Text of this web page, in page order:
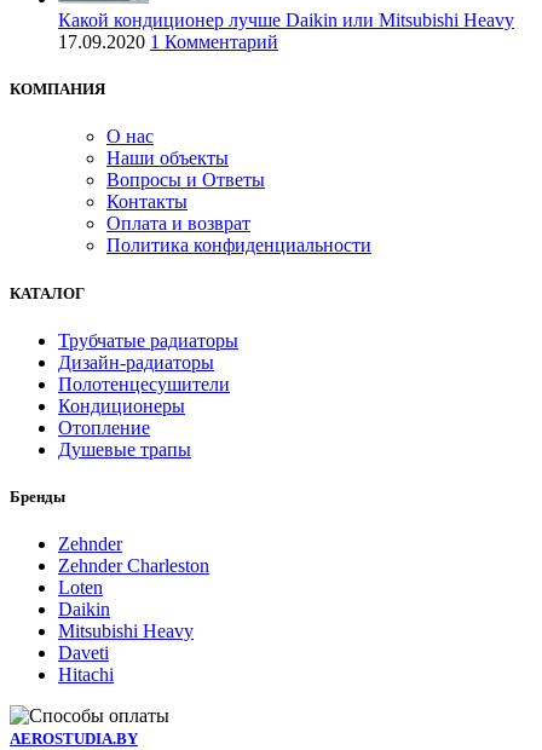
Какой кондиционер лучше Daikin или Mitsubishi Heavy
17.09.2020 1 Комментарий
КОМПАНИЯ
О нас
Наши объекты
Вопросы и Ответы
Контакты
Оплата и возврат
Политика конфиденциальности
КАТАЛОГ
Трубчатые радиаторы
Дизайн-радиаторы
Полотенцесушители
Кондиционеры
Отопление
Душевые трапы
Бренды
Zehnder
Zehnder Charleston
Loten
Daikin
Mitsubishi Heavy
Daveti
Hitachi
AEROSTUDIA.BY